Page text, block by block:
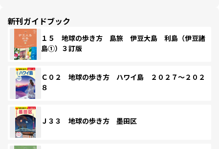
新刊ガイドブック
１５ 地球の歩き方 島旅 伊豆大島 利島（伊豆諸
島①）３訂版
Ｃ０２ 地球の歩き方 ハワイ島 ２０２７～２０２
８
Ｊ３３ 地球の歩き方 墨田区